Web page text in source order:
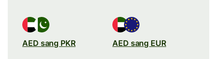
AED sang PKR AED sang EUR